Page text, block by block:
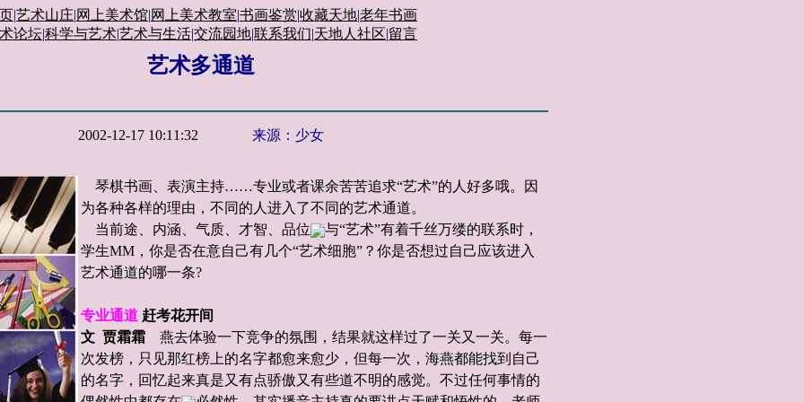
|艺术山庄|网上美术馆|网上美术教室|书画鉴赏|收藏天地|老年书画
论坛|科学与艺术|艺术与生活|交流园地|联系我们|天地人社区|留言
艺术多通道
2002-12-17 10:11:32 来源：少女
琴棋书画、表演主持……专业或者课余苦苦追求“艺术”的人好多哦。因
为各种各样的理由，不同的人进入了不同的艺术通道。
当前途、内涵、气质、才智、品位
与“艺术”有着千丝万缕的联系时，
学生MM，你是否在意自己有几个“艺术细胞”？你是否想过自己应该进入
艺术通道的哪一条?
专业通道 赶考花开间
文 贾霜霜 燕去体验一下竞争的氛围，结果就这样过了一关又一关。每一
次发榜，只见那红榜上的名字都愈来愈少，但每一次，海燕都能找到自己
的名字，回忆起来真是又有点骄傲又有些道不明的感觉。不过任何事情的